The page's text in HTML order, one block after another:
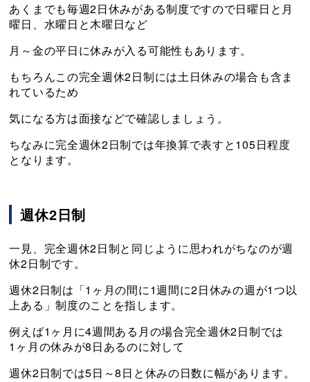
あくまでも毎週2日休みがある制度ですので日曜日と月
曜日、水曜日と木曜日など
月～金の平日に休みが入る可能性もあります。
もちろんこの完全週休2日制には土日休みの場合も含ま
れているため
気になる方は面接などで確認しましょう。
ちなみに完全週休2日制では年換算で表すと105日程度
となります。
週休2日制
一見、完全週休2日制と同じように思われがちなのが週
休2日制です。
週休2日制は「1ヶ月の間に1週間に2日休みの週が1つ以
上ある」制度のことを指します。
例えば1ヶ月に4週間ある月の場合完全週休2日制では
1ヶ月の休みが8日あるのに対して
週休2日制では5日～8日と休みの日数に幅があります。